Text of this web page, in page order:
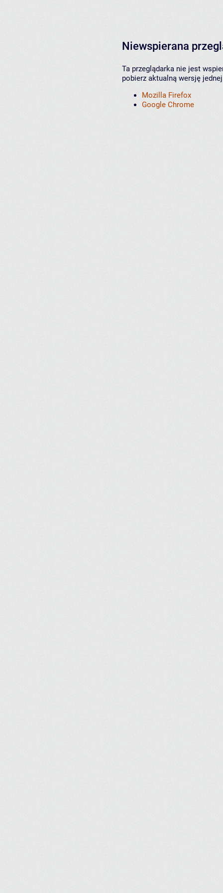
Niewspierana
Ta przeglądarka nie jest
pobierz aktualną wersję
Mozilla Firefox
Google Chrome